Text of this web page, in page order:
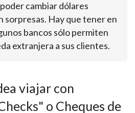
cambiar dólares
sorpresas. Hay que tener en
bancos sólo permiten
extranjera a sus clientes.
viajar con
o Cheques de